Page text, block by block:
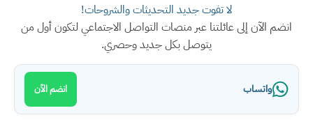
لا تفوت جديد التحديثات والشروحات!
انضم الآن إلى عائلتنا عبر منصات التواصل الاجتماعي لتكون أول من
يتوصل بكل جديد وحصري.
واتساب انضم الآن